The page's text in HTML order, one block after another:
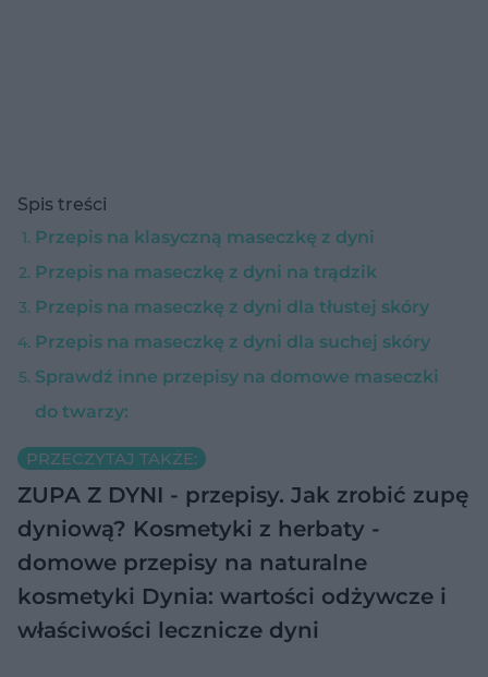
Spis treści
Przepis na klasyczną maseczkę z dyni
Przepis na maseczkę z dyni na trądzik
Przepis na maseczkę z dyni dla tłustej skóry
Przepis na maseczkę z dyni dla suchej skóry
Sprawdź inne przepisy na domowe maseczki
do twarzy:
PRZECZYTAJ TAKŻE:
ZUPA Z DYNI - przepisy. Jak zrobić zupę
dyniową? Kosmetyki z herbaty -
domowe przepisy na naturalne
kosmetyki Dynia: wartości odżywcze i
właściwości lecznicze dyni